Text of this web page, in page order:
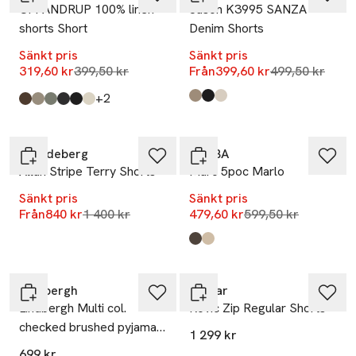
CFPANDRUP 100% linen
shorts Short
Sänkt pris
319,60 krLägsta pris 30 dagar
399,50 kr
Produkten finns i färgerna:
Wren,
Mermaid,
Agave Green,
Dark Navy,
Black Beauty,
Chateau Gray,+2
Jason K3995 SANZA
Denim Shorts
Sänkt pris
Från399,60 krLägsta pris 30
499,50 kr
Produkten finns i färgerna:
Coriander
Black,
Birch,
J.Lindeberg
Allan Stripe Terry Shorts
Sänkt pris
Från840 krLägsta pris 30 dagar
1 400 kr
GABBA
Marc 5poc Marlo
Sänkt pris
479,60 krLägsta pris 30
599,50 kr
Produkten finns i färgerna:
Army
Birch
Lindbergh
Lindbergh Multi col.
checked brushed pyjama
pants Pyjamas pants
G-Star
Rovic Zip Regular Shorts
1 299 kr